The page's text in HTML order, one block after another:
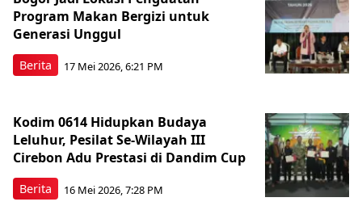
Berita
Program Makan Bergizi untuk
Generasi Unggul
17 Mei 2026, 6:21 PM
Berita
Kodim 0614 Hidupkan Budaya
Leluhur, Pesilat Se-Wilayah III
Cirebon Adu Prestasi di Dandim Cup
16 Mei 2026, 7:28 PM